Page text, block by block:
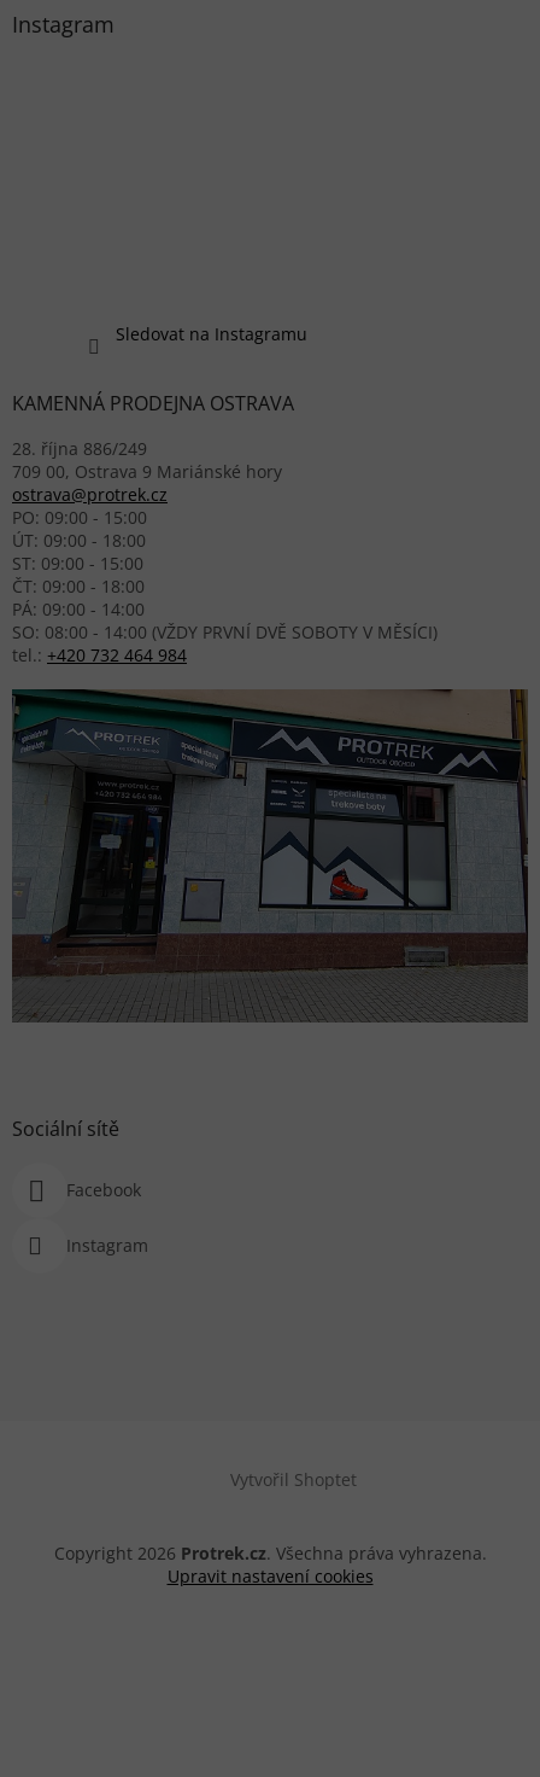
Instagram
Sledovat na Instagramu
KAMENNÁ PRODEJNA OSTRAVA
28. října 886/249
709 00, Ostrava 9 Mariánské hory
ostrava@protrek.cz
PO: 09:00 - 15:00
ÚT: 09:00 - 18:00
ST: 09:00 - 15:00
ČT: 09:00 - 18:00
PÁ: 09:00 - 14:00
SO: 08:00 - 14:00 (VŽDY PRVNÍ DVĚ SOBOTY V MĚSÍCI)
tel.: +420 732 464 984
Sociální sítě
Facebook
Instagram
Vytvořil Shoptet
Copyright 2026 Protrek.cz. Všechna práva vyhrazena.
Upravit nastavení cookies